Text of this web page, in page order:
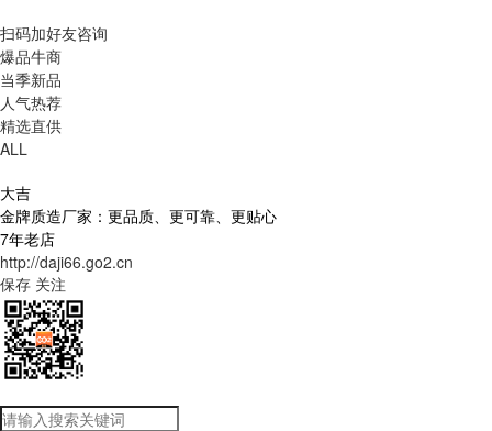
扫码加好友咨询
爆品牛商
当季新品
人气热荐
精选直供
ALL
大吉
金牌质造厂家：更品质、更可靠、更贴心
7年老店
http://daji66.go2.cn
保存 关注